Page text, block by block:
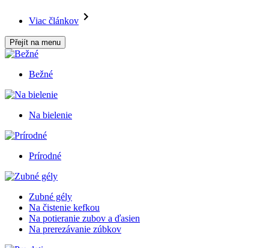
Viac článkov
Přejít na menu
Bežné
Na bielenie
Prírodné
Zubné gély
Na čistenie kefkou
Na potieranie zubov a ďasien
Na prerezávanie zúbkov